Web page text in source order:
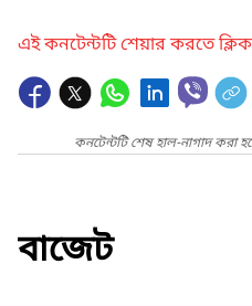
এই কনটেন্টটি শেয়ার করতে
কনটেন্টটি শেষ হাল-নাগাদ
বাজেট